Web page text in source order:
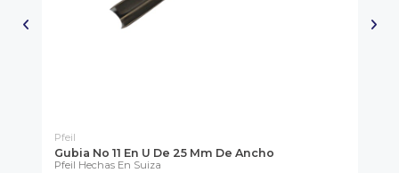
Pfeil
Gubia No 11 En U De 25 Mm De Ancho
Pfeil Hechas En Suiza